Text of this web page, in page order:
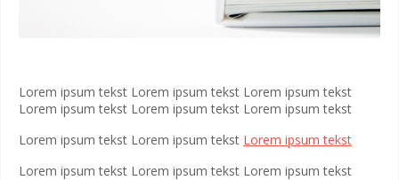
Lorem ipsum tekst Lorem ipsum tekst Lorem ipsum tekst
Lorem ipsum tekst Lorem ipsum tekst Lorem ipsum tekst
Lorem ipsum tekst Lorem ipsum tekst Lorem ipsum tekst
Lorem ipsum tekst Lorem ipsum tekst Lorem ipsum tekst